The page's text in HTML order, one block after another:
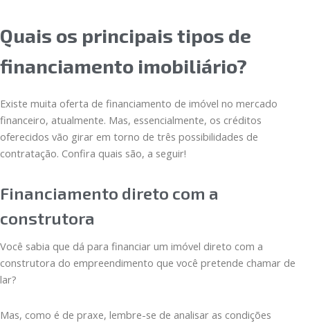
Quais os principais tipos de
financiamento imobiliário?
Existe muita oferta de financiamento de imóvel no mercado
financeiro, atualmente. Mas, essencialmente, os créditos
oferecidos vão girar em torno de três possibilidades de
contratação. Confira quais são, a seguir!
Financiamento direto com a
construtora
Você sabia que dá para financiar um imóvel direto com a
construtora do empreendimento que você pretende chamar de
lar?
Mas, como é de praxe, lembre-se de analisar as condições